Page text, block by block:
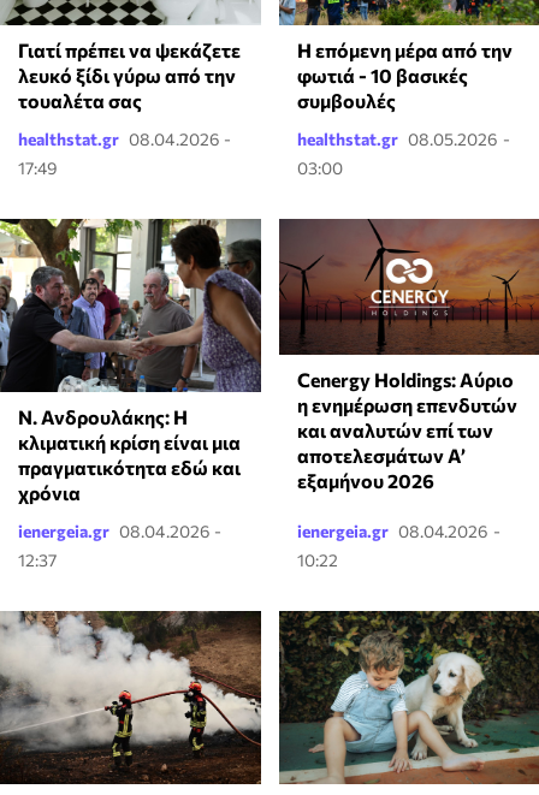
Γιατί πρέπει να ψεκάζετε
λευκό ξίδι γύρω από την
τουαλέτα σας
healthstat.gr 08.04.2026 -
17:49
Η επόμενη μέρα από την
φωτιά - 10 βασικές
συμβουλές
healthstat.gr 08.05.2026 -
03:00
Ν. Ανδρουλάκης: Η
κλιματική κρίση είναι μια
πραγματικότητα εδώ και
χρόνια
ienergeia.gr 08.04.2026 -
12:37
Cenergy Holdings: Αύριο
η ενημέρωση επενδυτών
και αναλυτών επί των
αποτελεσμάτων A’
εξαμήνου 2026
ienergeia.gr 08.04.2026 -
10:22